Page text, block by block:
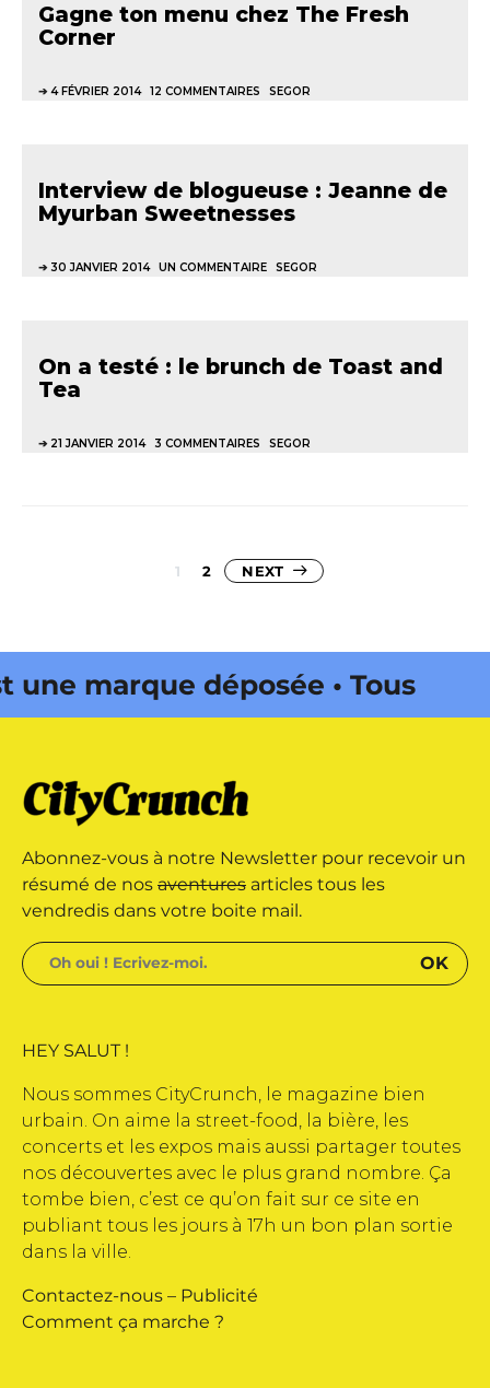
Gagne ton menu chez The Fresh
Corner
4 FÉVRIER 2014 12 COMMENTAIRES SEGOR
Interview de blogueuse : Jeanne de
Myurban Sweetnesses
30 JANVIER 2014 UN COMMENTAIRE SEGOR
On a testé : le brunch de Toast and
Tea
21 JANVIER 2014 3 COMMENTAIRES SEGOR
Pagination
1 2 NEXT
marque déposée • Tous droits
marque déposée • Tous droits
édité par Buena Onda Web •
Abonnez-vous à notre Newsletter pour recevoir un
résumé de nos aventures articles tous les
vendredis dans votre boite mail.
HEY SALUT !
Nous sommes CityCrunch, le magazine bien
urbain. On aime la street-food, la bière, les
concerts et les expos mais aussi partager toutes
nos découvertes avec le plus grand nombre. Ça
tombe bien, c’est ce qu’on fait sur ce site en
publiant tous les jours à 17h un bon plan sortie
dans la ville.
Contactez-nous – Publicité
Comment ça marche ?